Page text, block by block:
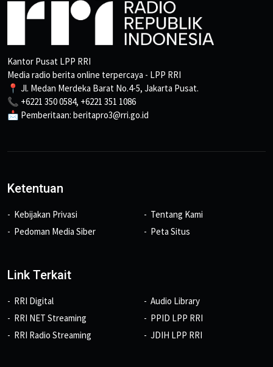
Kantor Pusat LPP RRI
Media radio berita online terpercaya - LPP RRI
📍 Jl. Medan Merdeka Barat No.4-5, Jakarta Pusat.
📞 +6221 350 0584, +6221 351 1086
📩 Pemberitaan: beritapro3@rri.go.id
Ketentuan
Kebijakan Privasi
Pedoman Media Siber
Tentang Kami
Peta Situs
Link Terkait
RRI Digital
RRI NET Streaming
RRI Radio Streaming
Audio Library
PPID LPP RRI
JDIH LPP RRI